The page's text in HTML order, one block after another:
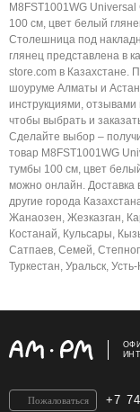
M8FST1001WG
100 см, цвет белый
Столешница под
глянец представлена в
store.com в Казахстане.
шоуруме Алматы и
инструкциями,
чтобы выбрать и
Сделайте выбор –
товар M8FST1001WG
тумбы 100 см, цвет
можно онлайн. Доставка
другие города
Жанаозен, Жезказган,
Костанай, Кульсары,
Сатпаев, Семей,
Туркестан, Уральск,
+7
Пожаловаться